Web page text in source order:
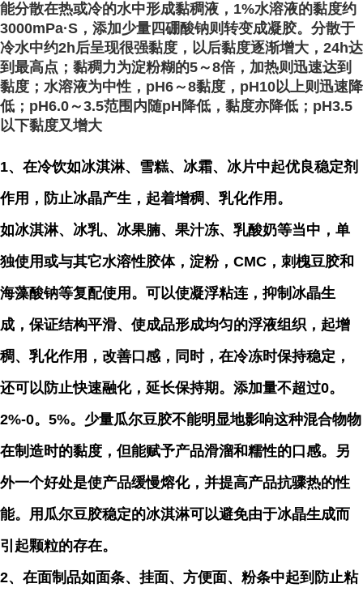
能分散在热或冷的水中形成黏稠液，1%水溶液的黏度约
3000mPa·S，添加少量四硼酸钠则转变成凝胶。分散于
冷水中约2h后呈现很强黏度，以后黏度逐渐增大，24h达
到最高点；黏稠力为淀粉糊的5～8倍，加热则迅速达到
黏度；水溶液为中性，pH6～8黏度，pH10以上则迅速降
低；pH6.0～3.5范围内随pH降低，黏度亦降低；pH3.5
以下黏度又增大
1、在冷饮如冰淇淋、雪糕、冰霜、冰片中起优良稳定剂
作用，防止冰晶产生，起着增稠、乳化作用。
如冰淇淋、冰乳、冰果腩、果汁冻、 乳酸奶等当中，单
独使用或与其它水溶性胶体，淀粉，CMC，刺槐豆胶和
海藻酸钠等复配使用。可以使凝浮粘连，抑制冰晶生
成，保证结构平滑、使成品形成均匀的浮液组织，起增
稠、乳化作用，改善口感，同时，在冷冻时保持稳定，
还可以防止快速融化，延长保持期。添加量不超过0。
2%-0。5%。少量瓜尔豆胶不能明显地影响这种混合物物
在制造时的黏度，但能赋予产品滑溜和糯性的口感。另
外一个好处是使产品缓慢熔化，并提高产品抗骤热的性
能。用瓜尔豆胶稳定的冰淇淋可以避免由于冰晶生成而
引起颗粒的存在。
2、在面制品如面条、挂面、方便面、粉条中起到防止粘